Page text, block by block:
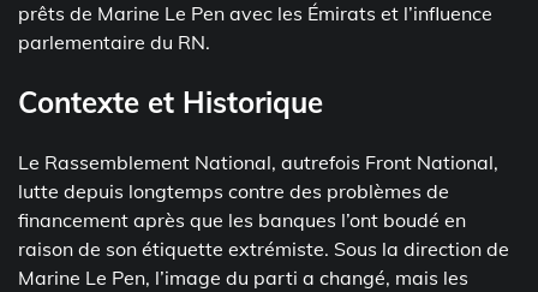
prêts de Marine Le Pen avec les Émirats et l’influence
parlementaire du RN.
Contexte et Historique
Le Rassemblement National, autrefois Front National,
lutte depuis longtemps contre des problèmes de
financement après que les banques l’ont boudé en
raison de son étiquette extrémiste. Sous la direction de
Marine Le Pen, l’image du parti a changé, mais les